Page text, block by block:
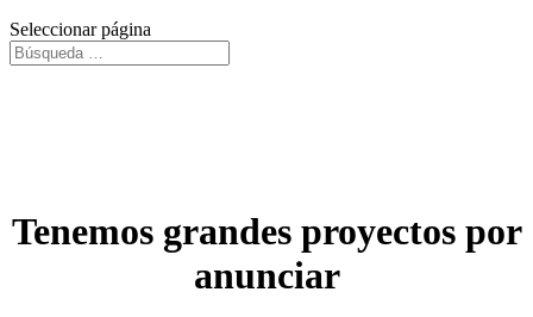
Seleccionar página
Tenemos grandes proyectos por
anunciar